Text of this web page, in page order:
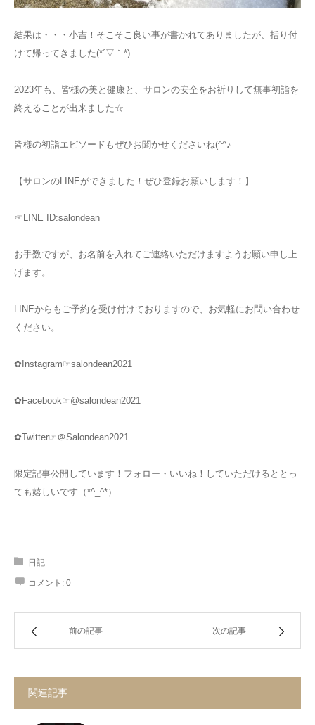
結果は・・・小吉！そこそこ良い事が書かれてありましたが、括り付
けて帰ってきました(*´▽｀*)
2023年も、皆様の美と健康と、サロンの安全をお祈りして無事初詣を
終えることが出来ました☆
皆様の初詣エピソードもぜひお聞かせくださいね(^^♪
【サロンのLINEができました！ぜひ登録お願いします！】
☞LINE ID:salondean
お手数ですが、お名前を入れてご連絡いただけますようお願い申し上
げます。
LINEからもご予約を受け付けておりますので、お気軽にお問い合わせ
ください。
✿Instagram☞salondean2021
✿Facebook☞@salondean2021
✿Twitter☞＠Salondean2021
限定記事公開しています！フォロー・いいね！していただけるととっ
ても嬉しいです（*^_^*）
日記
コメント: 0
前の記事 次の記事
関連記事